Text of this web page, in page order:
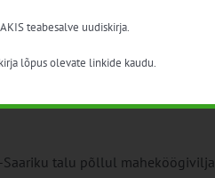
talu põllul
teabesalve uudiskirja.
lõpus olevate linkide kaudu.